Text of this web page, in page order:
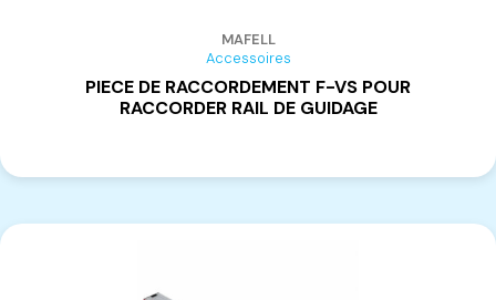
MAFELL
Accessoires
PIECE DE RACCORDEMENT F-VS POUR
RACCORDER RAIL DE GUIDAGE